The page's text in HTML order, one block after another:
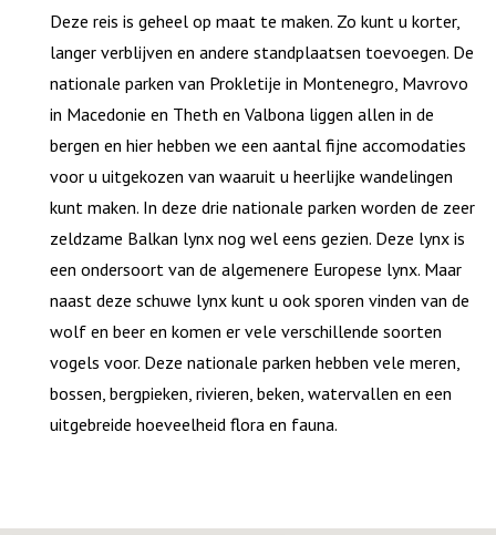
Deze reis is geheel op maat te maken. Zo kunt u korter,
langer verblijven en andere standplaatsen toevoegen. De
nationale parken van Prokletije in Montenegro, Mavrovo
in Macedonie en Theth en Valbona liggen allen in de
bergen en hier hebben we een aantal fijne accomodaties
voor u uitgekozen van waaruit u heerlijke wandelingen
kunt maken. In deze drie nationale parken worden de zeer
zeldzame Balkan lynx nog wel eens gezien. Deze lynx is
een ondersoort van de algemenere Europese lynx. Maar
naast deze schuwe lynx kunt u ook sporen vinden van de
wolf en beer en komen er vele verschillende soorten
vogels voor. Deze nationale parken hebben vele meren,
bossen, bergpieken, rivieren, beken, watervallen en een
uitgebreide hoeveelheid flora en fauna.